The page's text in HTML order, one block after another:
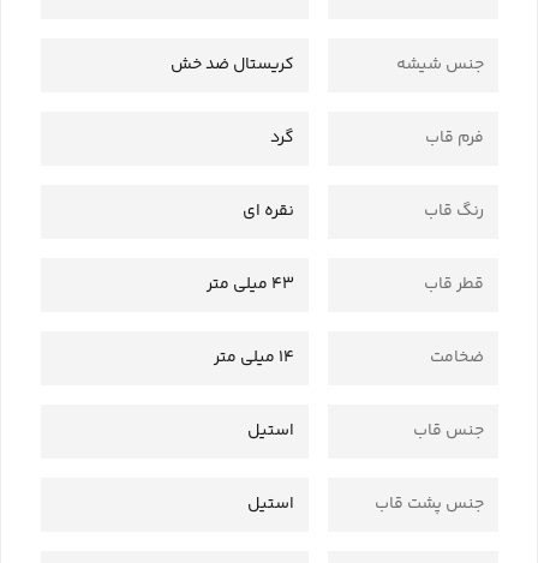
جنس شیشه کریستال ضد خش
فرم قاب گرد
رنگ قاب نقره ای
قطر قاب 43 میلی متر
ضخامت 14 میلی متر
جنس قاب استیل
جنس پشت قاب استیل